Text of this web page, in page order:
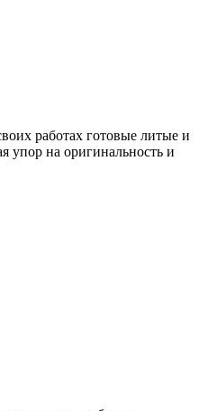
работах готовые литые и
упор на оригинальность и